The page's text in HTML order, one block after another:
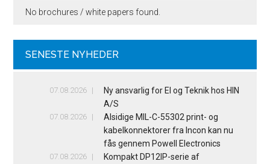
No brochures / white papers found.
SENESTE NYHEDER
07.08.2026
Ny ansvarlig for El og Teknik hos HIN
A/S
07.08.2026
Alsidige MIL-C-55302 print- og
kabelkonnektorer fra Incon kan nu
fås gennem Powell Electronics
07.08.2026
Kompakt DP12IP-serie af